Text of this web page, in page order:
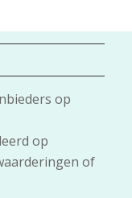
op
of